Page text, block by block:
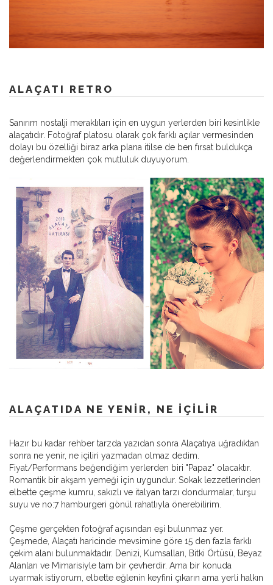
ALAÇATI RETRO
Sanırım nostalji meraklıları için en uygun yerlerden biri kesinlikle
alaçatıdır. Fotoğraf platosu olarak çok farklı açılar vermesinden
dolayı bu özelliği biraz arka plana itilse de ben fırsat buldukça
değerlendirmekten çok mutluluk duyuyorum.
ALAÇATIDA NE YENIR, NE İÇILIR
Hazır bu kadar rehber tarzda yazıdan sonra Alaçatıya uğradıktan
sonra ne yenir, ne içiliri yazmadan olmaz dedim.
Fiyat/Performans beğendiğim yerlerden biri "Papaz" olacaktır.
Romantik bir akşam yemeği için uygundur. Sokak lezzetlerinden
elbette çeşme kumru, sakızlı ve italyan tarzı dondurmalar, turşu
suyu ve no:7 hamburgeri gönül rahatlıyla önerebilirim.
Çeşme gerçekten fotoğraf açısından eşi bulunmaz yer.
Çeşmede, Alaçatı haricinde mevsimine göre 15 den fazla farklı
çekim alanı bulunmaktadır. Denizi, Kumsalları, Bitki Örtüsü, Beyaz
Alanları ve Mimarisiyle tam bir çevherdir. Ama bir konuda
uyarmak istiyorum, elbette eğlenin keyfini çıkarın ama yerli halkın